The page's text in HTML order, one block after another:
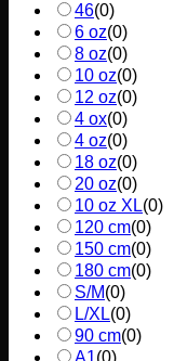
46(0)
6 oz(0)
8 oz(0)
10 oz(0)
12 oz(0)
4 ox(0)
4 oz(0)
18 oz(0)
20 oz(0)
10 oz XL(0)
120 cm(0)
150 cm(0)
180 cm(0)
S/M(0)
L/XL(0)
90 cm(0)